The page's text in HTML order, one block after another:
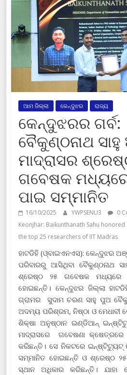
ଆମ ଜିଲ୍ଲା କେନ୍ଦୁଝର ରାଜ୍ୟ
କେନ୍ଦୁଝରର ଗର୍ବ:
ବୈକୁଣ୍ଠନାଥ
ମାଦ୍ରାସର
ଗବେଷକ
ପାଇ ସମ୍ମାନିତ
16/10/2025 YWPSENU3 0
Keonjhar: Baikunthanath Sahu
the top 25 researchers of IIT Madras
ହାଟଡିହି (ଓ୍ବାଇଏନଏସ): କେନ୍ଦୁଝର
ପରିବାରରୁ ଆସିଥିବା ବୈକୁଣ୍ଠନାଥ
ଶ୍ରେଷ୍ଠ ୨୫ ଗବେଷକ ମଧ୍ୟରେ
ହୋଇଛନ୍ତି। କେନ୍ଦୁଝର ଜିଲ୍ଲା
ଗ୍ରାମର ସୁଦାମ ଚରଣ ସାହୁ ପୁଅ
ଅଦମ୍ୟ ପରିଶ୍ରମ, ନିଷ୍ଠା ଓ ମେଧାବୀ
ଶିକ୍ଷା ଅନୁଷ୍ଠାନ ଇଣ୍ଡିଆନ୍
ମାଦ୍ରାସ‌ରେ ଗବେଷଣା
କରିଛନ୍ତି। ସେ ନିକଟରେ ଇନ୍‌ଷ୍ଟିଟ୍ୟୁଟ୍
ସମ୍ମାନିତ ହୋଇଛନ୍ତି ଓ ଶ୍ରେଷ୍ଠ
ସ୍ଥାନ ଅଧିକାର କରିଛନ୍ତି। ଯାହା